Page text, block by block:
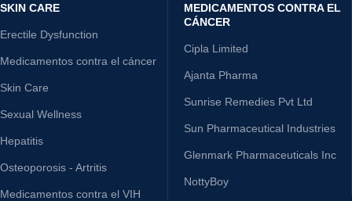
SKIN CARE
Erectile Dysfunction
Medicamentos contra el cáncer
Skin Care
Sexual Wellness
Hepatitis
Osteoporosis - Artritis
Medicamentos contra el VIH
MEDICAMENTOS CONTRA EL
CÁNCER
Cipla Limited
Ajanta Pharma
Sunrise Remedies Pvt Ltd
Sun Pharmaceutical Industries
Glenmark Pharmaceuticals Inc
NottyBoy